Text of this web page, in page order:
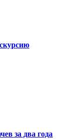
за два года